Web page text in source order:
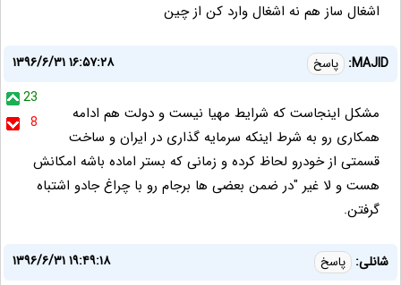
اشغال ساز هم نه اشغال وارد کن از چین
MAJID: پاسخ
۱۳۹۶/۶/۳۱ ۱۶:۵۷:۲۸
23
8
مشکل اینجاست که شرایط مهیا نیست و دولت هم ادامه
همکاری رو به شرط اینکه سرمایه گذاری در ایران و ساخت
قسمتی از خودرو لحاظ کرده و زمانی که بستر اماده باشه امکانش
هست و لا غیر "در ضمن بعضی ها برجام رو با چراغ جادو اشتباه
گرفتن.
شانلی: پاسخ
۱۳۹۶/۶/۳۱ ۱۹:۴۹:۱۸